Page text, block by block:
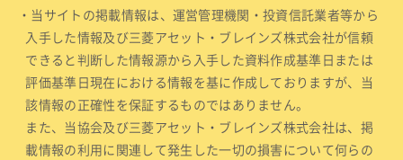
・当サイトの掲載情報は、運営管理機関・投資信託業者等から
入手した情報及び三菱アセット・ブレインズ株式会社が信頼
できると判断した情報源から入手した資料作成基準日または
評価基準日現在における情報を基に作成しておりますが、当
該情報の正確性を保証するものではありません。
また、当協会及び三菱アセット・ブレインズ株式会社は、掲
載情報の利用に関連して発生した一切の損害について何らの